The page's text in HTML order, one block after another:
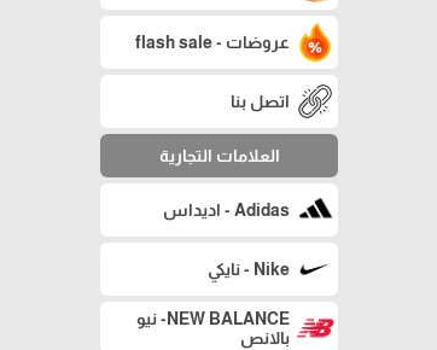
عروضات - flash sale
اتصل بنا
العلامات التجارية
Adidas - اديداس
Nike - نايكي
NEW BALANCE- نيو
بالانص